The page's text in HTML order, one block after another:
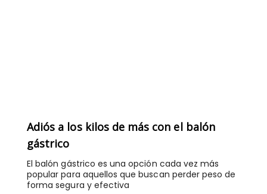
Adiós a los kilos de más con el balón
gástrico
El balón gástrico es una opción cada vez más
popular para aquellos que buscan perder peso de
forma segura y efectiva